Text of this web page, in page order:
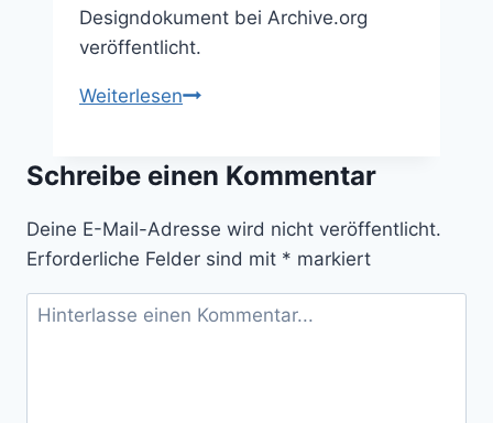
Designdokument bei Archive.org
veröffentlicht.
WeiterlesenHarvester
zum
aufgetaucht
Schreibe einen Kommentar
Deine E-Mail-Adresse wird nicht veröffentlicht.
Erforderliche Felder sind mit * markiert